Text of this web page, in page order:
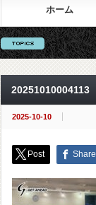
ホーム
20251010004113
2025-10-10
Post Share